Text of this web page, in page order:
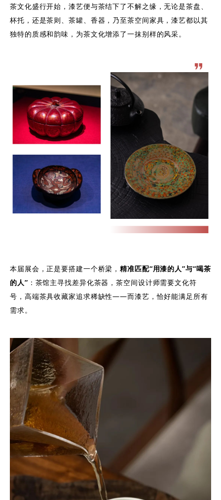
茶文化盛行开始，漆艺便与茶结下了不解之缘，无论是茶盘、
杯托，还是茶则、茶罐、香器，乃至茶空间家具，漆艺都以其
独特的质感和韵味，为茶文化增添了一抹别样的风采。
本届展会，正是要搭建一个桥梁，精准匹配“用漆的人”与“喝茶
的人” ：茶馆主寻找差异化茶器，茶空间设计师需要文化符
号，高端茶具收藏家追求稀缺性——而漆艺，恰好能满足所有
需求。